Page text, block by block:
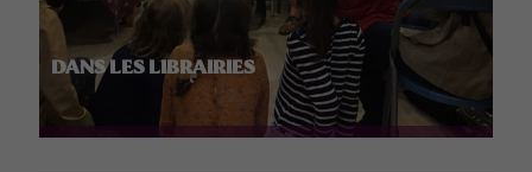
DANS LES LIBRAIRIES